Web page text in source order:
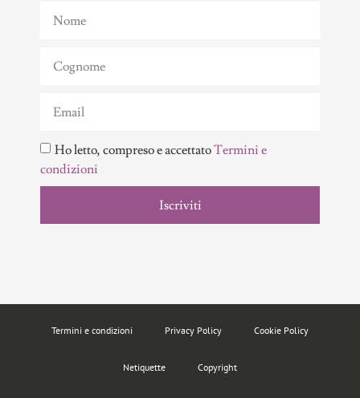
Ho letto, compreso e accettatoTermini e
condizioni
Iscriviti
Termini e condizioni Privacy Policy Cookie Policy
Netiquette Copyright